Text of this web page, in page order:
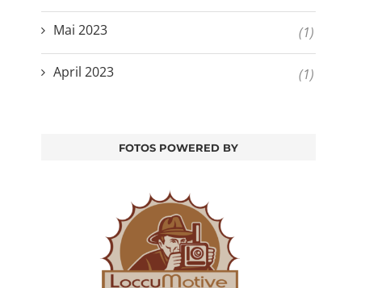
Mai 2023 (1)
April 2023 (1)
FOTOS POWERED BY